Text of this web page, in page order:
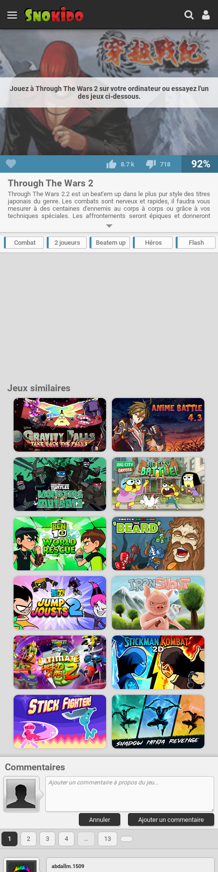
Jouez à Through The Wars 2 sur votre ordinateur ou essayez l'un
des jeux ci-dessous.
8.7 k 718 92%
Through The Wars 2
Through The Wars 2.2 est un beat'em up dans le plus pur style des titres
japonais du genre. Les combats sont nerveux et rapides, il faudra vous
mesurer à des centaines d'ennemis au corps à corps ou grâce à vos
techniques spéciales. Les affrontements seront épiques et donneront
lieu à une véritable foire d'empoigne dans lesquels les enchaînements et
coups spéciaux seront légion. Pour peu que vous maîtrisiez votre
personnage, la baston sera intense !
Développeur :D-Team - Joué285 kfois
Combat 2 joueurs Beatem up Héros Flash
Jeux similaires
Commentaires
Ajouter un commentaire
Annuler
1 2 3 4 … 13
abdallm.1509